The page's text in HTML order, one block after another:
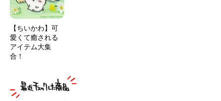
【ちいかわ】可
愛くて癒される
アイテム大集
合！